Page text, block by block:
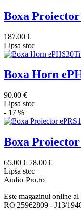
Boxa
187.00 €
Lipsa stoc
Boxa Horn
90.00 €
Lipsa stoc
- 17 %
Boxa
65.00 € 78.00 €
Lipsa stoc
Audio-Pro.ro
Este magazinul online
RO 25962809 - J13/